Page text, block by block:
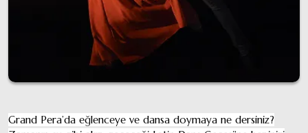
Grand Pera’da eğlenceye ve dansa doymaya ne dersiniz?